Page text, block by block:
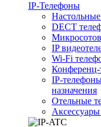
IP-Телефоны
DECT
IP
Wi-Fi
IP-
назначения
Отельные